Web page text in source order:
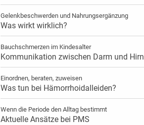
Gelenkbeschwerden und Nahrungsergänzung
Was wirkt wirklich?
Bauchschmerzen im Kindesalter
Kommunikation zwischen Darm und Hirn
Einordnen, beraten, zuweisen
Was tun bei Hämorrhoidalleiden?
Wenn die Periode den Alltag bestimmt
Aktuelle Ansätze bei PMS